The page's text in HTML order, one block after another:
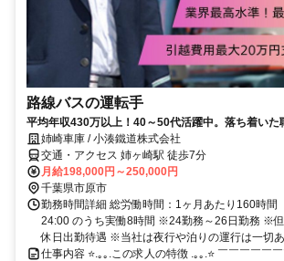
路線バスの運転手
平均年収430万以上！40～50代活躍中。落ち着いた
姉崎車庫 / 小湊鐵道株式会社
交通・アクセス 姉ヶ崎駅 徒歩7分
月給198,000円～250,000円
千葉県市原市
勤務時間詳細 総労働時間：1ヶ月あたり160時間
24:00 のうち実働8時間 ※24勤務～26日勤務 ※
休日出勤待遇 ※当社は夜行や泊りの運行は一切あ
仕事内容 ⭐.｡｡.この求人の特徴 .｡｡.⭐ ￣￣￣￣￣